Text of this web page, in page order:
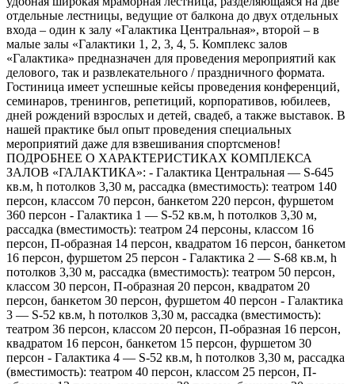
отдельные лестницы, ведущие от балкона до двух отдельных
входа – один к залу «Галактика Центральная», второй – в
малые залы «Галактики 1, 2, 3, 4, 5. Комплекс залов
«Галактика» предназначен для проведения мероприятий как
делового, так и развлекательного / праздничного формата.
Гостиница имеет успешные кейсы проведения конференций,
семинаров, тренингов, репетиций, корпоративов, юбилеев,
дней рождений взрослых и детей, свадеб, а также выставок. В
нашей практике был опыт проведения специальных
мероприятий даже для взвешивания спортсменов!
ПОДРОБНЕЕ О ХАРАКТЕРИСТИКАХ КОМПЛЕКСА
ЗАЛОВ «ГАЛАКТИКА»: - Галактика Центральная — S-645
кв.м, h потолков 3,30 м, рассадка (вместимость): театром 140
персон, классом 70 персон, банкетом 220 персон, фуршетом
360 персон - Галактика 1 — S-52 кв.м, h потолков 3,30 м,
рассадка (вместимость): театром 24 персоны, классом 16
персон, П-образная 14 персон, квадратом 16 персон, банкетом
16 персон, фуршетом 25 персон - Галактика 2 — S-68 кв.м, h
потолков 3,30 м, рассадка (вместимость): театром 50 персон,
классом 30 персон, П-образная 20 персон, квадратом 20
персон, банкетом 30 персон, фуршетом 40 персон - Галактика
3 — S-52 кв.м, h потолков 3,30 м, рассадка (вместимость):
театром 36 персон, классом 20 персон, П-образная 16 персон,
квадратом 16 персон, банкетом 15 персон, фуршетом 30
персон - Галактика 4 — S-52 кв.м, h потолков 3,30 м, рассадка
(вместимость): театром 40 персон, классом 25 персон, П-